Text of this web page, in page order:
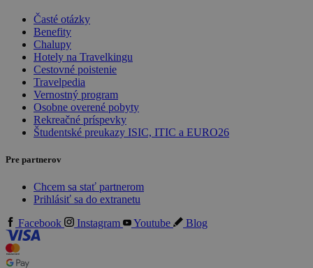
Časté otázky
Benefity
Chalupy
Hotely na Travelkingu
Cestovné poistenie
Travelpedia
Vernostný program
Osobne overené pobyty
Rekreačné príspevky
Študentské preukazy ISIC, ITIC a EURO26
Pre partnerov
Chcem sa stať partnerom
Prihlásiť sa do extranetu
Facebook
Instagram Youtube Blog